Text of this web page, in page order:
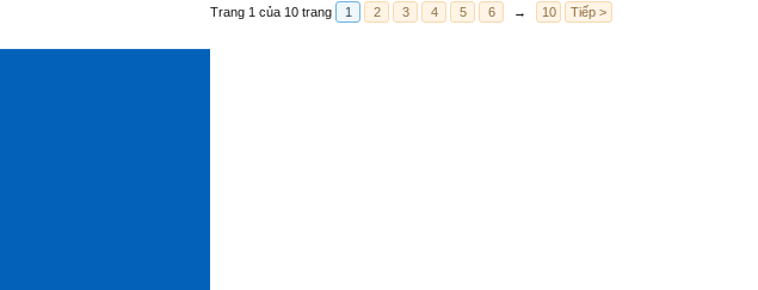
Trang 1 của 10 trang 1 2 3 4 5 6 → 10 Tiếp >